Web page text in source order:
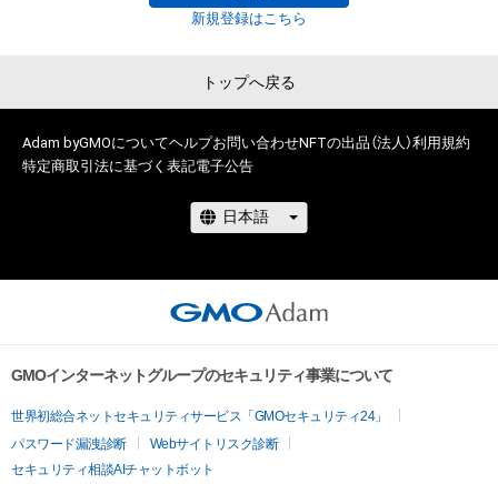
新規登録はこちら
トップへ戻る
Adam byGMOについてヘルプお問い合わせNFTの出品（法人）利用規約
特定商取引法に基づく表記電子公告
GMOインターネットグループのセキュリティ事業について
世界初総合ネットセキュリティサービス「GMOセキュリティ24」
パスワード漏洩診断
Webサイトリスク診断
セキュリティ相談AIチャットボット